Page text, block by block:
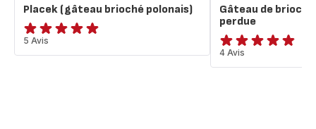
Placek (gâteau brioché polonais)
Avis
5
5 Avis
Gâteau de
perdue
ratings.4.8
4 Avis